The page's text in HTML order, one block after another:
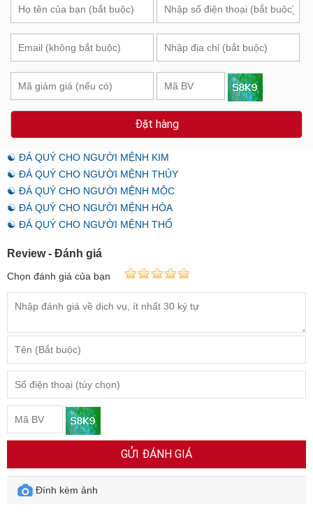
Đặt hàng
☯ ĐÁ QUÝ CHO NGƯỜI MỆNH KIM
☯ ĐÁ QUÝ CHO NGƯỜI MỆNH THỦY
☯ ĐÁ QUÝ CHO NGƯỜI MỆNH MỘC
☯ ĐÁ QUÝ CHO NGƯỜI MỆNH HỎA
☯ ĐÁ QUÝ CHO NGƯỜI MỆNH THỔ
Review - Đánh giá
Chọn đánh giá của bạn
GỬI ĐÁNH GIÁ
Đính kèm ảnh